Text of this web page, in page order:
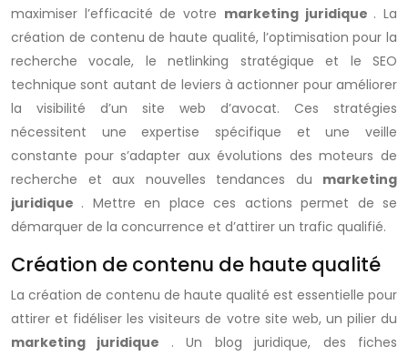
maximiser l’efficacité de votre marketing juridique . La
création de contenu de haute qualité, l’optimisation pour la
recherche vocale, le netlinking stratégique et le SEO
technique sont autant de leviers à actionner pour améliorer
la visibilité d’un site web d’avocat. Ces stratégies
nécessitent une expertise spécifique et une veille
constante pour s’adapter aux évolutions des moteurs de
recherche et aux nouvelles tendances du marketing
juridique . Mettre en place ces actions permet de se
démarquer de la concurrence et d’attirer un trafic qualifié.
Création de contenu de haute qualité
La création de contenu de haute qualité est essentielle pour
attirer et fidéliser les visiteurs de votre site web, un pilier du
marketing juridique . Un blog juridique, des fiches